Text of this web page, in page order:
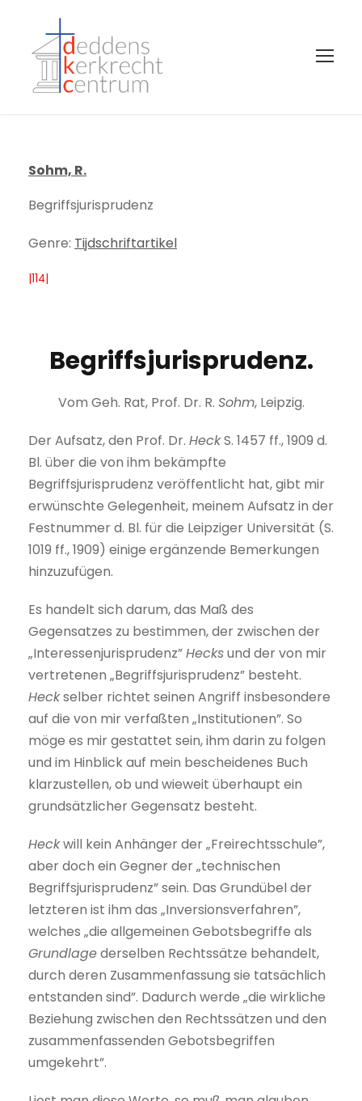
Sohm, R.
Begriffsjurisprudenz
Genre: Tijdschriftartikel
|114|
Begriffsjurisprudenz.
Vom Geh. Rat, Prof. Dr. R. Sohm, Leipzig.
Der Aufsatz, den Prof. Dr. HeckS. 1457 ff., 1909 d.
Bl. über die von ihm bekämpfte
Begriffsjurisprudenz veröffentlicht hat, gibt mir
erwünschte Gelegenheit, meinem Aufsatz in der
Festnummer d. Bl. für die Leipziger Universität (S.
1019 ff., 1909) einige ergänzende Bemerkungen
hinzuzufügen.
Es handelt sich darum, das Maß des
Gegensatzes zu bestimmen, der zwischen der
„Interessenjurisprudenz”Hecksund der von mir
vertretenen „Begriffsjurisprudenz” besteht.
Heckselber richtet seinen Angriff insbesondere
auf die von mir verfaßten „Institutionen”. So
möge es mir gestattet sein, ihm darin zu folgen
und im Hinblick auf mein bescheidenes Buch
klarzustellen, ob und wieweit überhaupt ein
grundsätzlicher Gegensatz besteht.
Heckwill kein Anhänger der „Freirechtsschule”,
aber doch ein Gegner der „technischen
Begriffsjurisprudenz” sein. Das Grundübel der
letzteren ist ihm das „Inversionsverfahren”,
welches „die allgemeinen Gebotsbegriffe als
Grundlagederselben Rechtssätze behandelt,
durch deren Zusammenfassung sie tatsächlich
entstanden sind”. Dadurch werde „die wirkliche
Beziehung zwischen den Rechtssätzen und den
zusammenfassenden Gebotsbegriffen
umgekehrt”.